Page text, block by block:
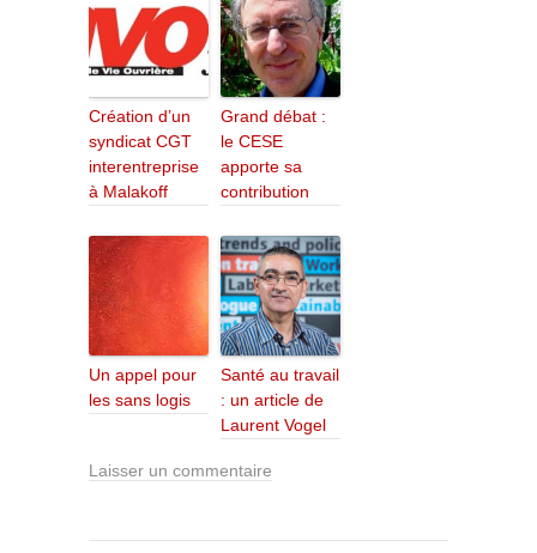
Création d’un
syndicat CGT
interentreprise
à Malakoff
Grand débat :
le CESE
apporte sa
contribution
Un appel pour
les sans logis
Santé au travail
: un article de
Laurent Vogel
Laisser un commentaire